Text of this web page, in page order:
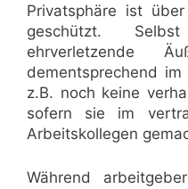
Privatsphäre ist
geschützt.
ehrverletzende
dementsprechend
z.B. noch keine
sofern sie im
Arbeitskollegen
Während